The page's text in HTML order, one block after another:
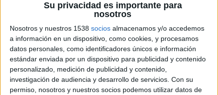
Su privacidad es importante para
nosotros
Nosotros y nuestros 1538 socios almacenamos y/o accedemos
a información en un dispositivo, como cookies, y procesamos
datos personales, como identificadores únicos e información
estándar enviada por un dispositivo para publicidad y contenido
personalizado, medición de publicidad y contenido,
investigación de audiencia y desarrollo de servicios. Con su
permiso, nosotros y nuestros socios podemos utilizar datos de
19 DE JUNIO DE 2010
C/ Luis Doreste Silva, nº 5 - Ofic. 9 35.004 Las
Palmas de Gran Canaria Tel.: 928.24.06.40 Fax:
928.24.54.50laspalmas@metropoliscom.com
www.metropoliscom.com
IMPRIMIR